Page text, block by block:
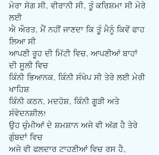
ਮੇਰਾ ਸੋਗ ਸੀ, ਵੀਰਾਨੀ ਸੀ, ਤੂੰ ਕਰਿਸ਼ਮਾ ਸੀ ਮੇਰੇ
ਲਈ
ਐ ਔਰਤ, ਮੈਂ ਨਹੀਂ ਜਾਣਦਾ ਕਿ ਤੂੰ ਮੈਨੂੰ ਕਿਵੇਂ ਫਾਹ
ਲਿਆ ਸੀ
ਆਪਣੀ ਰੂਹ ਦੀ ਮਿੱਟੀ ਵਿਚ, ਆਪਣੀਆਂ ਬਾਹਾਂ
ਦੀ ਸੂਲੀ ਵਿਚ
ਕਿੰਨੀ ਭਿਆਨਕ, ਕਿੰਨੀ ਸੰਖੇਪ ਸੀ ਤੇਰੇ ਲਈ ਮੇਰੀ
ਖਾਹਿਸ਼
ਕਿੰਨੀ ਕਠਨ, ਮਦਹੋਸ਼, ਕਿੰਨੀ ਗੂੜੀ ਅਤੇ
ਸੰਵੇਦਨਸ਼ੀਲ!
ਉਹ ਚੁੰਮੀਆਂ ਦੇ ਸ਼ਮਸ਼ਾਨ ਅਜੇ ਵੀ ਅੱਗ ਹੈ ਤੇਰੇ
ਗੁੰਬਦਾਂ ਵਿਚ
ਅਜੇ ਵੀ ਫਲਦਾਰ ਟਾਹਣੀਆਂ ਵਿਚ ਰਸ ਹੈ,